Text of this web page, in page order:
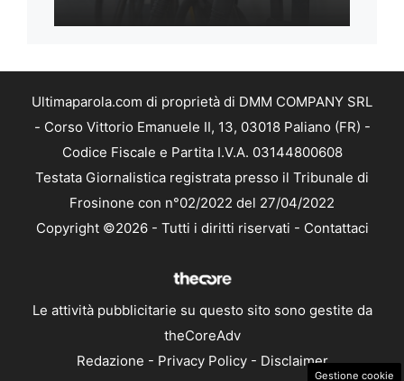
Ultimaparola.com di proprietà di DMM COMPANY SRL
- Corso Vittorio Emanuele II, 13, 03018 Paliano (FR) -
Codice Fiscale e Partita I.V.A. 03144800608
Testata Giornalistica registrata presso il Tribunale di
Frosinone con n°02/2022 del 27/04/2022
Copyright ©2026 - Tutti i diritti riservati - Contattaci
Le attività pubblicitarie su questo sito sono gestite da
theCoreAdv
Redazione - Privacy Policy- Disclaimer
Gestione cookie